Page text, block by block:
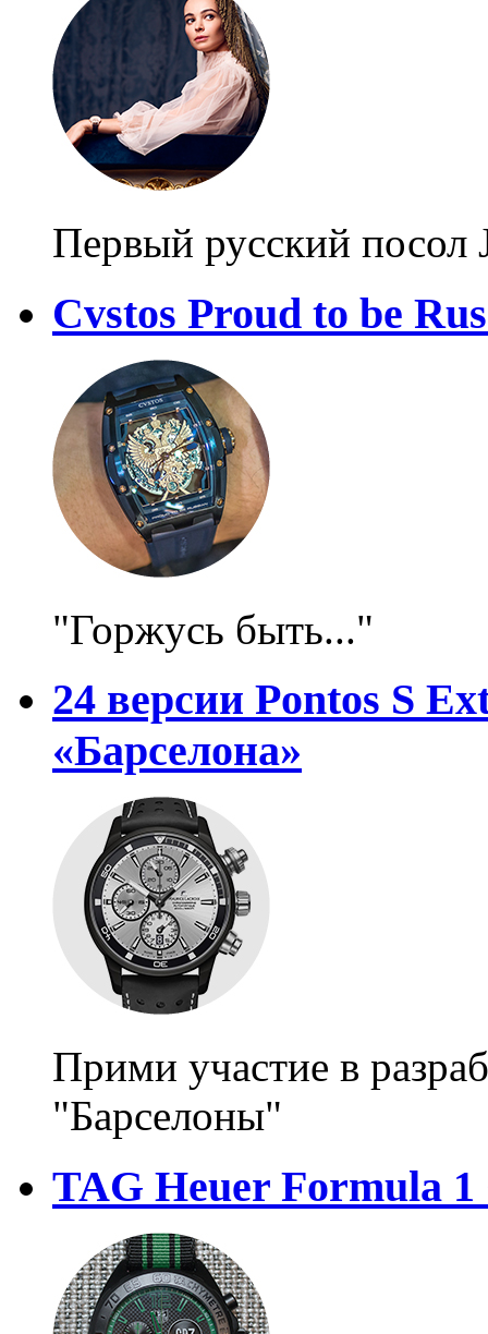
Первый русский посол
Cvstos Proud to be
"Горжусь быть..."
24 версии Pontos S
«Барселона»
Прими участие в
"Барселоны"
TAG Heuer Formula